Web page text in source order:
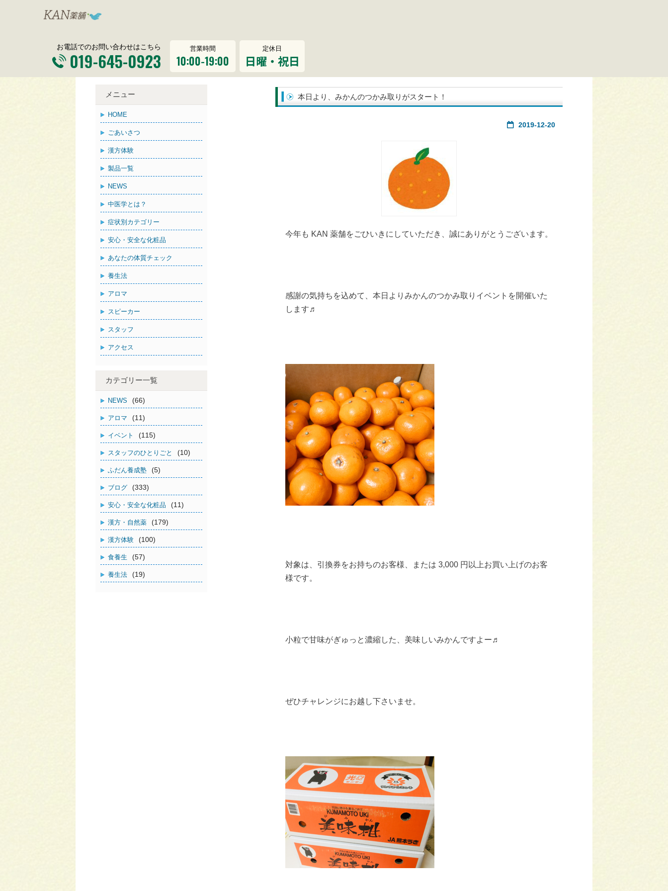
お電話でのお問い合わせはこちら
019-645-0923
営業時間
10:00-19:00
定休日
日曜・祝日
本日より、みかんのつかみ取りがスタート！
2019-12-20
今年も KAN 薬舗をごひいきにしていただき、誠にありがとうございます。
感謝の気持ちを込めて、本日よりみかんのつかみ取りイベントを開催いた
します♬
対象は、引換券をお持ちのお客様、または 3,000 円以上お買い上げのお客
様です。
小粒で甘味がぎゅっと濃縮した、美味しいみかんですよー♬
ぜひチャレンジにお越し下さいませ。
メニュー
HOME
ごあいさつ
漢方体験
製品一覧
NEWS
中医学とは？
症状別カテゴリー
安心・安全な化粧品
あなたの体質チェック
養生法
アロマ
スピーカー
スタッフ
アクセス
カテゴリー一覧
NEWS (66)
アロマ (11)
イベント (115)
スタッフのひとりごと (10)
ふだん養成塾 (5)
ブログ (333)
安心・安全な化粧品 (11)
漢方・自然薬 (179)
漢方体験 (100)
食養生 (57)
養生法 (19)